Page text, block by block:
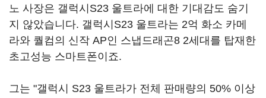
노 사장은 갤럭시S23 울트라에 대한 기대감도 숨기
지 않았습니다. 갤럭시S23 울트라는 2억 화소 카메
라와 퀄컴의 신작 AP인 스냅드래곤8 2세대를 탑재한
초고성능 스마트폰이죠.
그는 "갤럭시 S23 울트라가 전체 판매량의 50% 이상